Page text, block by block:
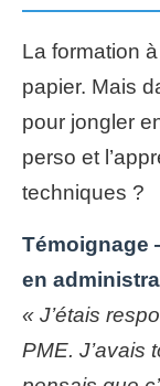
La formation
papier. Mais
pour jongler
perso et
techniques ?
Témoignage
en
« J’étais
PME. J’avais